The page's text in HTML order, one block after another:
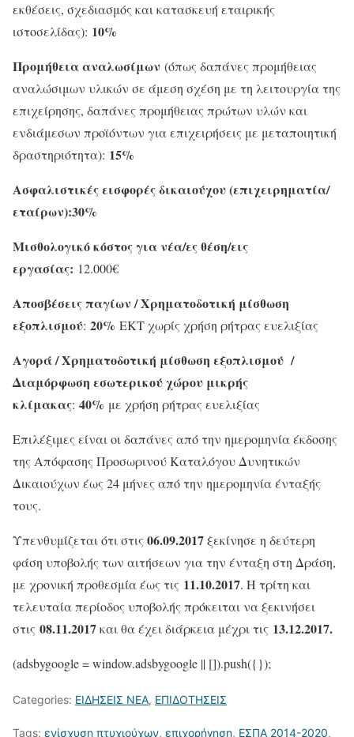
εκθέσεις, σχεδιασμός και κατασκευή εταιρικής
ιστοσελίδας): 10%
Προμήθεια αναλωσίμων (όπως δαπάνες προμήθειας
αναλώσιμων υλικών σε άμεση σχέση με τη λειτουργία της
επιχείρησης, δαπάνες προμήθειας πρώτων υλών και
ενδιάμεσων προϊόντων για επιχειρήσεις με μεταποιητική
δραστηριότητα): 15%
Ασφαλιστικές εισφορές δικαιούχου (επιχειρηματία/
εταίρων):30%
Μισθολογικό κόστος για νέα/ες θέση/εις
εργασίας: 12.000€
Αποσβέσεις παγίων / Χρηματοδοτική μίσθωση
εξοπλισμού: 20% ΕΚΤ χωρίς χρήση ρήτρας ευελιξίας
Αγορά / Χρηματοδοτική μίσθωση εξοπλισμού /
Διαμόρφωση εσωτερικού χώρου μικρής
κλίμακας: 40% με χρήση ρήτρας ευελιξίας
Επιλέξιμες είναι οι δαπάνες από την ημερομηνία έκδοσης
της Απόφασης Προσωρινού Καταλόγου Δυνητικών
Δικαιούχων έως 24 μήνες από την ημερομηνία ένταξής
τους.
Υπενθυμίζεται ότι στις 06.09.2017ξεκίνησε η δεύτερη
φάση υποβολής των αιτήσεων για την ένταξη στη Δράση,
με χρονική προθεσμία έως τις 11.10.2017. Η τρίτη και
τελευταία περίοδος υποβολής πρόκειται να ξεκινήσει
στις 08.11.2017και θα έχει διάρκεια μέχρι τις 13.12.2017.
(adsbygoogle = window.adsbygoogle || []).push({});
Categories: ΕΙΔΗΣΕΙΣ ΝΕΑ, ΕΠΙΔΟΤΗΣΕΙΣ
Tags: ενίσχυση πτυχιούχων, επιχορήγηση, ΕΣΠΑ 2014-2020,